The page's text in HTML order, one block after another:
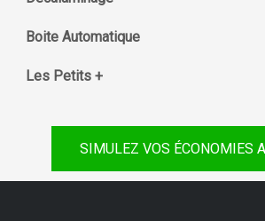
Boite Automatique
Les Petits +
SIMULEZ VOS ÉCONOMIES